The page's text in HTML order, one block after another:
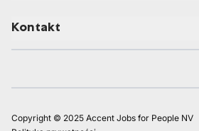
Kontakt
Copyright © 2025 Accent Jobs for People NV